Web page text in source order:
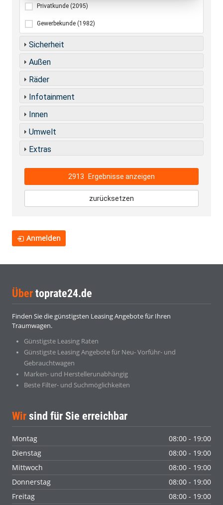
Privatkunde (2095)
Gewerbekunde (1982)
Sicherheit
Außen
Räder
Infotainment
Innen
Umwelt
Extras
2913 Ergebnisse anzeigen
zurücksetzen
Anmelden
Über toprate24.de
Finden Sie die günstigsten Leasing Angebote für Ihren
Traumwagen.
Günstigste Leasing Raten
Günstigste Leasing Angebote für Neu- Vorführ- und
Gebrauchtwagen
Marken- und Herstellerunabhängig
Beste Filter- und Suchmöglichkeiten
Wir sind für Sie erreichbar
Montag
08:00 - 19:00
Dienstag
08:00 - 19:00
Mittwoch
08:00 - 19:00
Donnerstag
08:00 - 19:00
Freitag
08:00 - 19:00